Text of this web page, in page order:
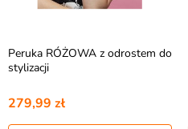
Peruka RÓŻOWA z odrostem do
stylizacji
279,99 zł